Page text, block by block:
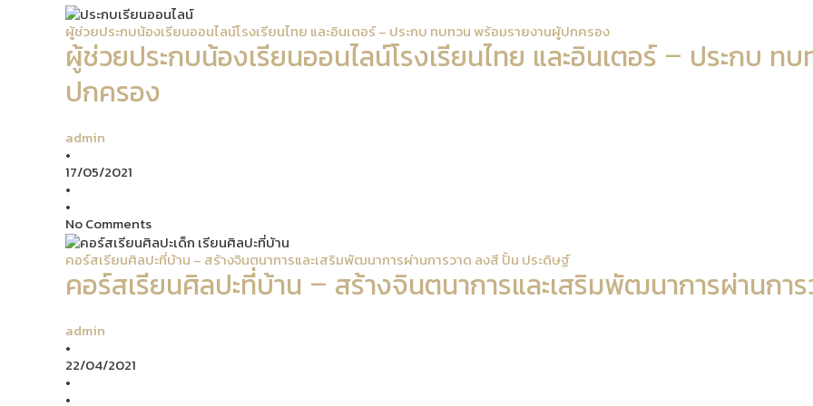
ผู้ช่วยประกบน้องเรียนออนไลน์โรงเรียนไทย และอินเตอร์ – ประกบ ทบทวน พร้อมรายงานผู้ปกครอง
ผู้ช่วยประกบน้องเรียนออนไลน์โรงเรียนไทย และอินเตอร์ – ประกบ ท
ปกครอง
admin
•
17/05/2021
•
•
No Comments
คอร์สเรียนศิลปะที่บ้าน – สร้างจินตนาการและเสริมพัฒนาการผ่านการวาด ลงสี ปั้น ประดิษฐ์
คอร์สเรียนศิลปะที่บ้าน – สร้างจินตนาการและเสริมพัฒนาการผ่านกา
admin
•
22/04/2021
•
•